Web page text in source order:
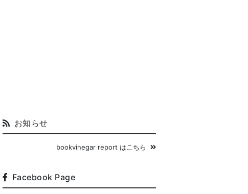
お知らせ
bookvinegar report はこちら
Facebook Page